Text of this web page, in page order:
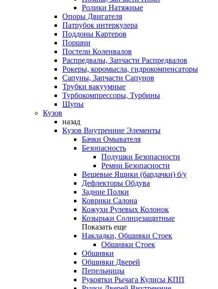
Ролики Натяжные
Опоры Двигателя
Патрубок интеркулера
Поддоны Картеров
Поршни
Постели Коленвалов
Распредвалы, Запчасти Распредвалов
Рокеры, коромысла, гидрокомпенсаторы
Сапуны, Запчасти Сапунов
Трубки вакуумные
Турбокомпрессоры, Турбины
Щупы
Кузов
назад
Кузов Внутренние Элементы
Бачки Омывателя
Безопасность
Подушки Безопасности
Ремни Безопасности
Вещевые Ящики (бардачки) б/у
Дефлекторы Обдува
Задние Полки
Коврики Салона
Кожухи Рулевых Колонок
Козырьки Солнцезащитные
Показать еще
Накладки, Обшивки Стоек
Обшивки Стоек
Обшивки
Обшивки Дверей
Пепельницы
Рукоятки Рычага Кулисы КПП